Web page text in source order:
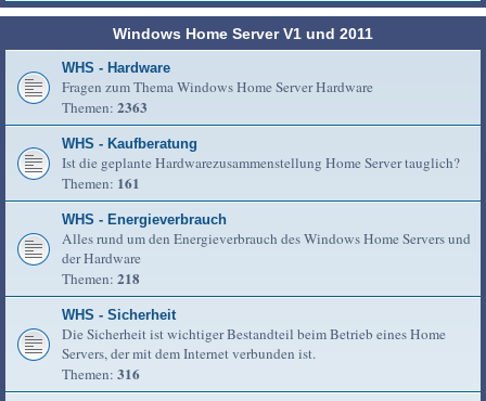
Windows Home Server V1 und 2011
WHS - Hardware
Fragen zum Thema Windows Home Server Hardware
Themen: 2363
WHS - Kaufberatung
Ist die geplante Hardwarezusammenstellung Home Server tauglich?
Themen: 161
WHS - Energieverbrauch
Alles rund um den Energieverbrauch des Windows Home Servers und
der Hardware
Themen: 218
WHS - Sicherheit
Die Sicherheit ist wichtiger Bestandteil beim Betrieb eines Home
Servers, der mit dem Internet verbunden ist.
Themen: 316